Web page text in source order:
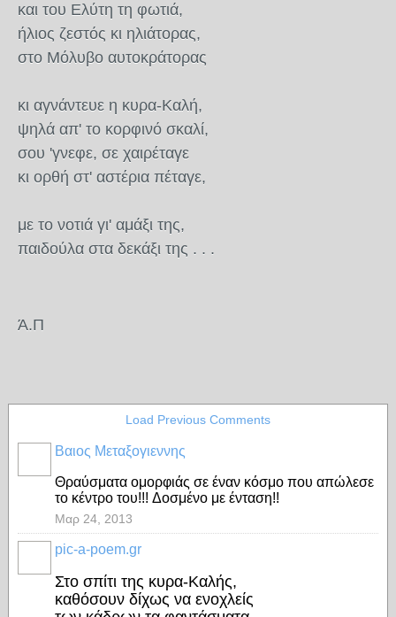
και του Ελύτη τη φωτιά,
ήλιος ζεστός κι ηλιάτορας,
στο Μόλυβο αυτοκράτορας
κι αγνάντευε η κυρα-Καλή,
ψηλά απ' το κορφινό σκαλί,
σου 'γνεφε, σε χαιρέταγε
κι ορθή στ' αστέρια πέταγε,
με το νοτιά γι' αμάξι της,
παιδούλα στα δεκάξι της . . .
Ά.Π
Load Previous Comments
Βαιος Μεταξογιεννης
Θραύσματα ομορφιάς σε έναν κόσμο που απώλεσε
το κέντρο του!!! Δοσμένο με ένταση!!
Μαρ 24, 2013
pic-a-poem.gr
Στο σπίτι της κυρα-Καλής,
καθόσουν δίχως να ενοχλείς